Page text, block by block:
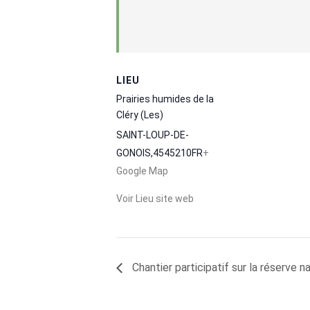
LIEU
Prairies humides de la
Cléry (Les)
SAINT-LOUP-DE-
GONOIS,4545210FR+
Google Map
Voir Lieu site web
Chantier participatif sur la réserve